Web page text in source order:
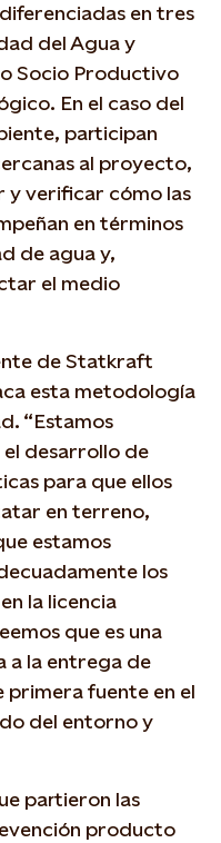
en tres
del Agua y
Socio Productivo
En el caso del
participan
al proyecto,
y verificar cómo las
en términos
de agua y,
el medio
de Statkraft
esta metodología
“Estamos
el desarrollo de
para que ellos
en terreno,
estamos
los
la licencia
que es una
a la entrega de
fuente en el
del entorno y
partieron las
producto